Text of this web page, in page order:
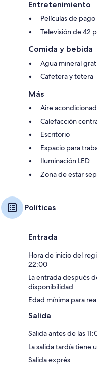
Entretenimiento
Películas de pago
Televisión de 42
Comida y bebida
Agua mineral
Cafetera y tetera
Más
Aire
Calefacción
Escritorio
Espacio para
Iluminación LED
Zona de estar
Políticas
Entrada
Hora de inicio del
22:00
La entrada después
disponibilidad
Edad mínima para
Salida
Salida antes de las
La salida tardía tiene
Salida exprés